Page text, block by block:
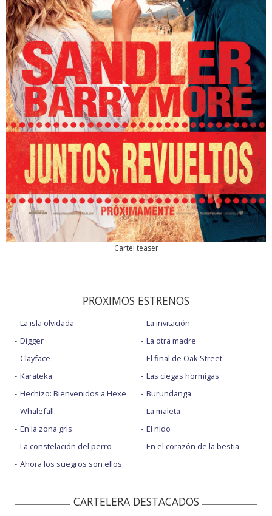
Cartel teaser
PROXIMOS ESTRENOS
La isla olvidada
Digger
Clayface
Karateka
Hechizo: Bienvenidos a Hexe
Whalefall
En la zona gris
La constelación del perro
Ahora los suegros son ellos
La invitación
La otra madre
El final de Oak Street
Las ciegas hormigas
Burundanga
La maleta
El nido
En el corazón de la bestia
CARTELERA DESTACADOS